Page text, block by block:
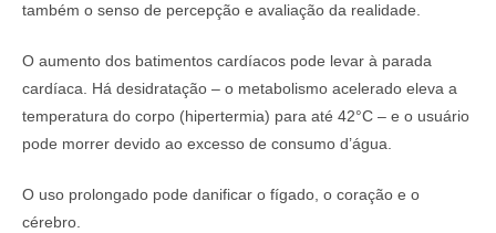
também o senso de percepção e avaliação da realidade.
O aumento dos batimentos cardíacos pode levar à parada
cardíaca. Há desidratação – o metabolismo acelerado eleva a
temperatura do corpo (hipertermia) para até 42°C – e o usuário
pode morrer devido ao excesso de consumo d’água.
O uso prolongado pode danificar o fígado, o coração e o
cérebro.